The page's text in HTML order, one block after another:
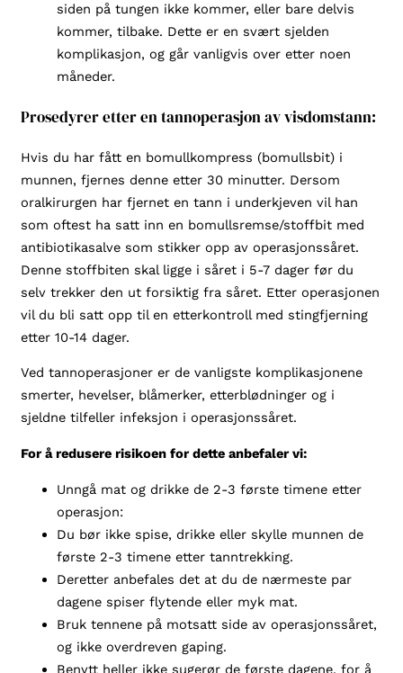
siden på tungen ikke kommer, eller bare delvis
kommer, tilbake. Dette er en svært sjelden
komplikasjon, og går vanligvis over etter noen
måneder.
Prosedyrer etter en tannoperasjon av visdomstann:
Hvis du har fått en bomullkompress (bomullsbit) i
munnen, fjernes denne etter 30 minutter. Dersom
oralkirurgen har fjernet en tann i underkjeven vil han
som oftest ha satt inn en bomullsremse/stoffbit med
antibiotikasalve som stikker opp av operasjonssåret.
Denne stoffbiten skal ligge i såret i 5-7 dager før du
selv trekker den ut forsiktig fra såret. Etter operasjonen
vil du bli satt opp til en etterkontroll med stingfjerning
etter 10-14 dager.
Ved tannoperasjoner er de vanligste komplikasjonene
smerter, hevelser, blåmerker, etterblødninger og i
sjeldne tilfeller infeksjon i operasjonssåret.
For å redusere risikoen for dette anbefaler vi:
Unngå mat og drikke de 2-3 første timene etter
operasjon:
Du bør ikke spise, drikke eller skylle munnen de
første 2-3 timene etter tanntrekking.
Deretter anbefales det at du de nærmeste par
dagene spiser flytende eller myk mat.
Bruk tennene på motsatt side av operasjonssåret,
og ikke overdreven gaping.
Benytt heller ikke sugerør de første dagene, for å